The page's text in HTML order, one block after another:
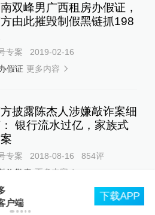
双峰男广西租房办假证，
由此摧毁制假黑链抓198
专案
2019-02-16
假证 更多内容
披露陈杰人涉嫌敲诈案细
银行流水过亿，家族式
专案 2018-08-16 854评
诈勒索 更多内容
户端
下载APP